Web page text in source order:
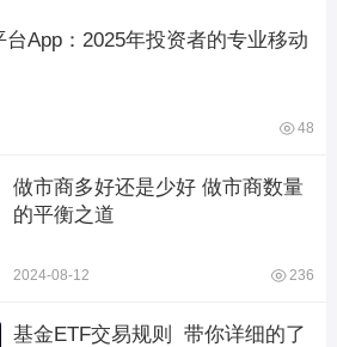
App：2025年投资者的专业移动
48
做市商多好还是少好 做市商数量
的平衡之道
2024-08-12 236
基金ETF交易规则  带你详细的了